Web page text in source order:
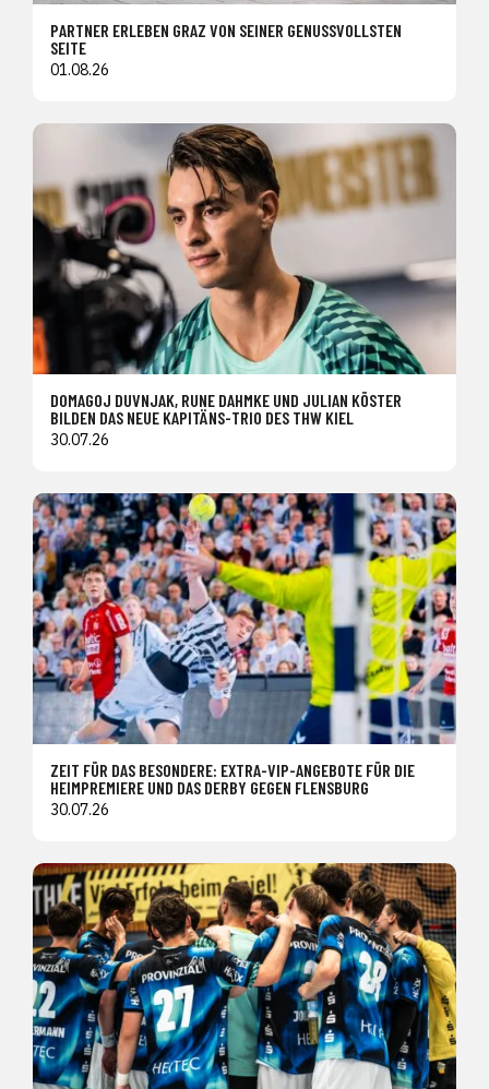
PARTNER ERLEBEN GRAZ VON SEINER GENUSSVOLLSTEN
SEITE
01.08.26
DOMAGOJ DUVNJAK, RUNE DAHMKE UND JULIAN KÖSTER
BILDEN DAS NEUE KAPITÄNS-TRIO DES THW KIEL
30.07.26
ZEIT FÜR DAS BESONDERE: EXTRA-VIP-ANGEBOTE FÜR DIE
HEIMPREMIERE UND DAS DERBY GEGEN FLENSBURG
30.07.26